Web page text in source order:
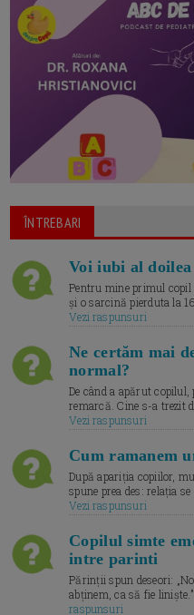
ÎNTREBARI
Voi iubi al
Pentru mine primul
și o sarcină pierduta la
Vezi raspunsuri
Ne certăm mai
normal?
De când a apărut
remarcă. Cine s-a trezit
Vezi raspunsuri
Cum ramanem
După apariția copiilor,
spune prea des: relația
Vezi raspunsuri
Copilul simte
intre parinti
Părinții spun deseori:
abținem, ca să fie
raspunsuri